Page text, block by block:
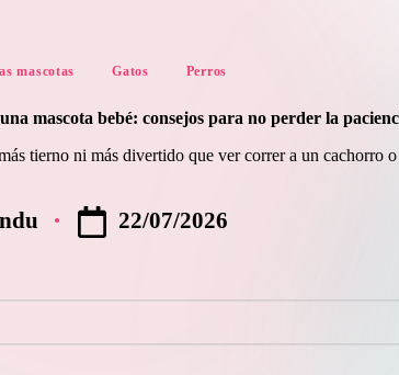
mascotas Gatos Perros
mascota bebé: consejos para no perder la
tierno ni más divertido que ver correr a un cachorro
22/07/2026